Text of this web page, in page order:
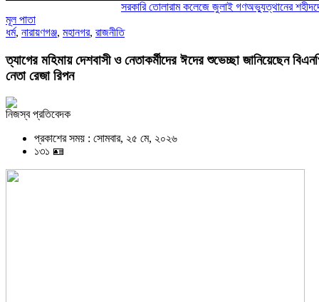
সরকারি তোলারাম কলেজে জুলাই গণঅভ্যুত্থানের শহীদদের
মূল পাতা
ধর্ম, নারায়ণগঞ্জ, মহানগর, রাজনীতি
ত্যাগের মহিমায় দেশবাসী ও নেতাকর্মীদের ঈদের শুভেচ্ছা জানিয়েছেন
নেতা রেজা রিপন
নিজস্ব প্রতিবেদক
প্রকাশের সময় : সোমবার, ২৫ মে, ২০২৬
১৩১ 🪪